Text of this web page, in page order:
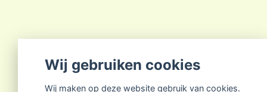
Wij gebruiken cookies
Wij maken op deze website gebruik van cookies.